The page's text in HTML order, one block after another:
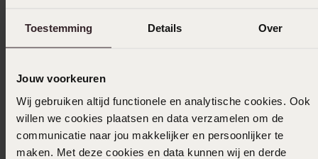
Toestemming Details Over
Jouw voorkeuren
Wij gebruiken altijd functionele en analytische cookies. Ook
willen we cookies plaatsen en data verzamelen om de
communicatie naar jou makkelijker en persoonlijker te
maken. Met deze cookies en data kunnen wij en derde